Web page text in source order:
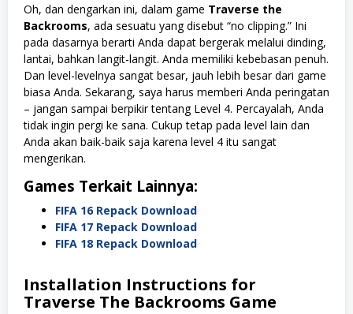
Oh, dan dengarkan ini, dalam game Traverse the
Backrooms, ada sesuatu yang disebut “no clipping.” Ini
pada dasarnya berarti Anda dapat bergerak melalui dinding,
lantai, bahkan langit-langit. Anda memiliki kebebasan penuh.
Dan level-levelnya sangat besar, jauh lebih besar dari game
biasa Anda. Sekarang, saya harus memberi Anda peringatan
– jangan sampai berpikir tentang Level 4. Percayalah, Anda
tidak ingin pergi ke sana. Cukup tetap pada level lain dan
Anda akan baik-baik saja karena level 4 itu sangat
mengerikan.
Games Terkait Lainnya:
FIFA 16 Repack Download
FIFA 17 Repack Download
FIFA 18 Repack Download
Installation Instructions for
Traverse The Backrooms Game